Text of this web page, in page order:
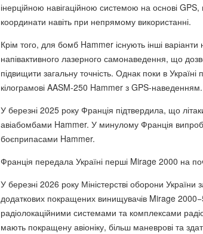
інерційною навігаційною системою на основі
координати навіть при непрямому використанні.
Крім того, для бомб Hammer існують інші
напівактивного лазерного самонаведення, що
підвищити загальну точність. Однак поки в
кілограмові AASM-250 Hammer з GPS-наведенням.
У березні 2025 року Франція підтвердила, що
авіабомбами Hammer. У минулому Франція
боєприпасами Hammer.
Франція передала Україні перші Mirage 2000 на
У березні 2026 року Міністерстві оборони України
додаткових покращених винищувачів Mirage
радіолокаційними системами та комплексами
мають покращену авіоніку, більш маневрові та